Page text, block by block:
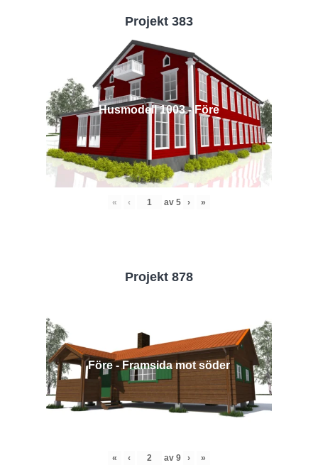
Projekt 383
Husmodell 1003 - Före
« ‹ av 5 › »
Projekt 878
Före - Framsida mot söder
« ‹ av 9 › »